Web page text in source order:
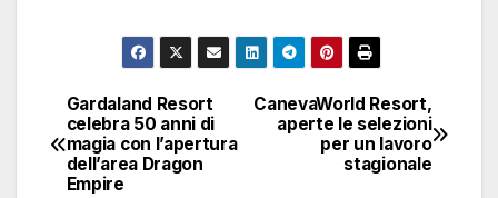
Navigazione
articoli
CanevaWorld Resort,
aperte le selezioni
per un lavoro
stagionale
Gardaland Resort
celebra 50 anni di
magia con l’apertura
dell’area Dragon
Empire